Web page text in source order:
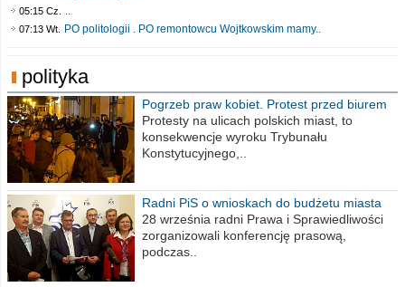
05:15 Cz. ..
07:13 Wt. PO politologii . PO remontowcu Wojtkowskim mamy..
polityka
Pogrzeb praw kobiet. Protest przed biurem
poselskim PiS
Protesty na ulicach polskich miast, to
konsekwencje wyroku Trybunału
Konstytucyjnego,..
Radni PiS o wnioskach do budżetu miasta
na 2021 rok
28 września radni Prawa i Sprawiedliwości
zorganizowali konferencję prasową,
podczas..